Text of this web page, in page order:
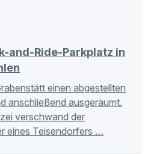
and-Ride-Parkplatz in
einen abgestellten
anschließend ausgeräumt.
verschwand der
eines Teisendorfers …